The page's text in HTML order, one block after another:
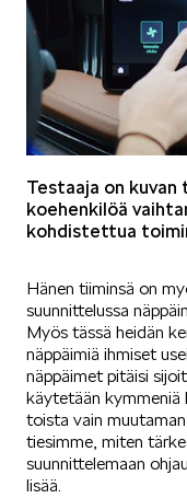
Testaaja on
koehenkilöä
kohdistettua
Hänen tiiminsä on
suunnittelussa
Myös tässä heidän
näppäimiä ihmiset
näppäimet pitäisi
käytetään kymmeniä
toista vain
tiesimme, miten
suunnittelemaan
lisää.